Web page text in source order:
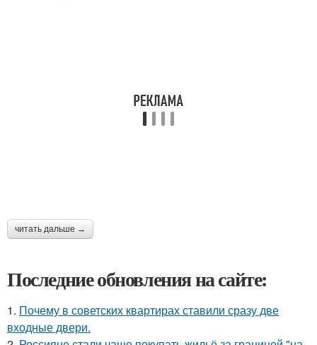
читать дальше →
Последние обновления на сайте:
1. Почему в советских квартирах ставили сразу две
входные двери.